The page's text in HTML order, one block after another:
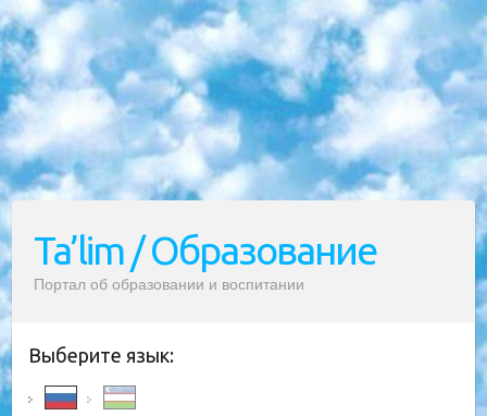
Ta’lim / Образование
Портал об образовании и воспитании
Выберите язык: